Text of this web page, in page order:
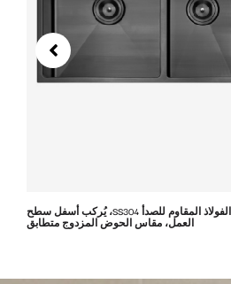
حوض مطبخ مصنوع يدويًا من الفولاذ المقاوم للصدأ SS304، يُركب أسفل سطح
العمل، مقاس الحوض المزدوج متطابق